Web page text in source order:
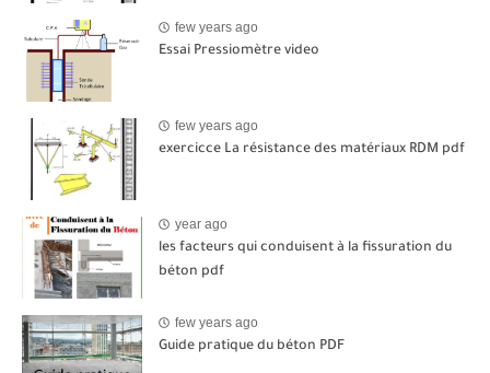
few years ago
Essai Pressiomètre video
few years ago
exercicce La résistance des matériaux RDM pdf
year ago
les facteurs qui conduisent à la fissuration du
béton pdf
few years ago
Guide pratique du béton PDF